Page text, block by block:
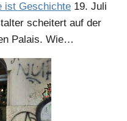
ist Geschichte 19. Juli
scheitert auf der
Palais. Wie…